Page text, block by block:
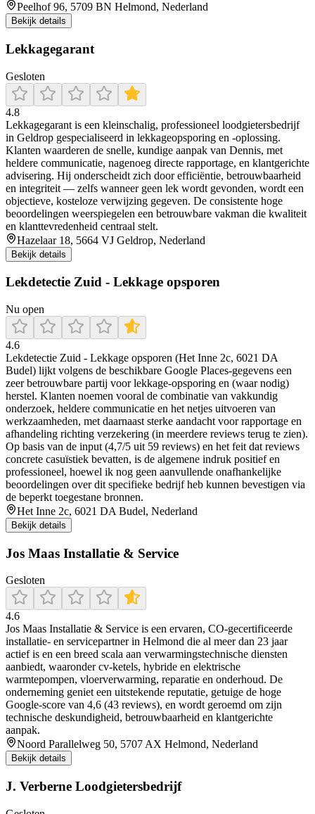
Peelhof 96, 5709 BN Helmond, Nederland
Bekijk details
Lekkagegarant
Gesloten
4.8
Lekkagegarant is een kleinschalig, professioneel loodgietersbedrijf
in Geldrop gespecialiseerd in lekkageopsporing en -oplossing.
Klanten waarderen de snelle, kundige aanpak van Dennis, met
heldere communicatie, nagenoeg directe rapportage, en klantgerichte
advisering. Hij onderscheidt zich door efficiëntie, betrouwbaarheid
en integriteit — zelfs wanneer geen lek wordt gevonden, wordt een
objectieve, kosteloze verwijzing gegeven. De consistente hoge
beoordelingen weerspiegelen een betrouwbare vakman die kwaliteit
en klanttevredenheid centraal stelt.
Hazelaar 18, 5664 VJ Geldrop, Nederland
Bekijk details
Lekdetectie Zuid - Lekkage opsporen
Nu open
4.6
Lekdetectie Zuid - Lekkage opsporen (Het Inne 2c, 6021 DA
Budel) lijkt volgens de beschikbare Google Places-gegevens een
zeer betrouwbare partij voor lekkage-opsporing en (waar nodig)
herstel. Klanten noemen vooral de combinatie van vakkundig
onderzoek, heldere communicatie en het netjes uitvoeren van
werkzaamheden, met daarnaast sterke aandacht voor rapportage en
afhandeling richting verzekering (in meerdere reviews terug te zien).
Op basis van de input (4,7/5 uit 59 reviews) en het feit dat reviews
concrete casuïstiek bevatten, is de algemene indruk positief en
professioneel, hoewel ik nog geen aanvullende onafhankelijke
beoordelingen over dit specifieke bedrijf heb kunnen bevestigen via
de beperkt toegestane bronnen.
Het Inne 2c, 6021 DA Budel, Nederland
Bekijk details
Jos Maas Installatie & Service
Gesloten
4.6
Jos Maas Installatie & Service is een ervaren, CO‑gecertificeerde
installatie‑ en servicepartner in Helmond die al meer dan 23 jaar
actief is en een breed scala aan verwarmingstechnische diensten
aanbiedt, waaronder cv‑ketels, hybride en elektrische
warmtepompen, vloerverwarming, reparatie en onderhoud. De
onderneming geniet een uitstekende reputatie, getuige de hoge
Google‑score van 4,6 (43 reviews), en wordt geroemd om zijn
technische deskundigheid, betrouwbaarheid en klantgerichte
aanpak.
Noord Parallelweg 50, 5707 AX Helmond, Nederland
Bekijk details
J. Verberne Loodgietersbedrijf